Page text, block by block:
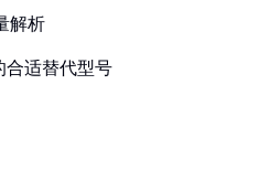
解析
合适替代型号